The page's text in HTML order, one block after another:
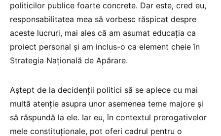
politicilor publice foarte concrete. Dar este, cred eu,
responsabilitatea mea să vorbesc răspicat despre
aceste lucruri, mai ales că am asumat educația ca
proiect personal și am inclus-o ca element cheie în
Strategia Națională de Apărare.
Aștept de la decidenții politici să se aplece cu mai
multă atenție asupra unor asemenea teme majore și
să răspundă la ele. Iar eu, în contextul prerogativelor
mele constituționale, pot oferi cadrul pentru o